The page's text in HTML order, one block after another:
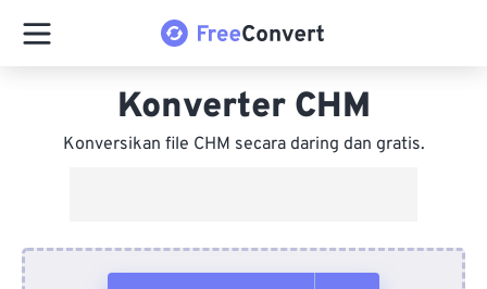
Konverter CHM
Konversikan file CHM secara daring dan gratis.